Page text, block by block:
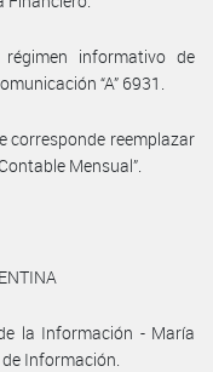
informativo de
“A” 6931.
corresponde reemplazar
Mensual”.
la Información - María
Información.